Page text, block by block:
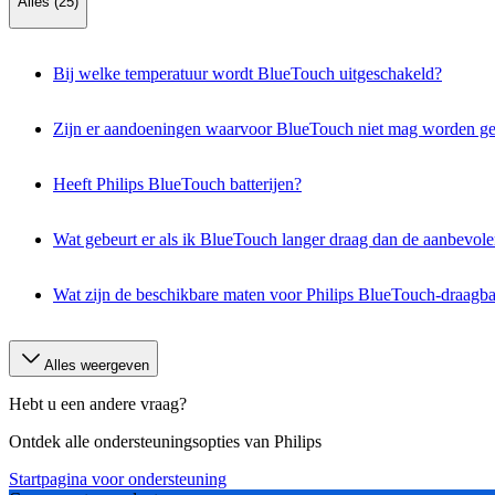
Bij welke temperatuur wordt BlueTouch uitgeschakeld?
Zijn er aandoeningen waarvoor BlueTouch niet mag worden
Heeft Philips BlueTouch batterijen?
Wat gebeurt er als ik BlueTouch langer draag dan de
Wat zijn de beschikbare maten voor Philips BlueTouch-
Alles weergeven
Hebt u een andere vraag?
Ontdek alle ondersteuningsopties van Philips
Startpagina voor ondersteuning